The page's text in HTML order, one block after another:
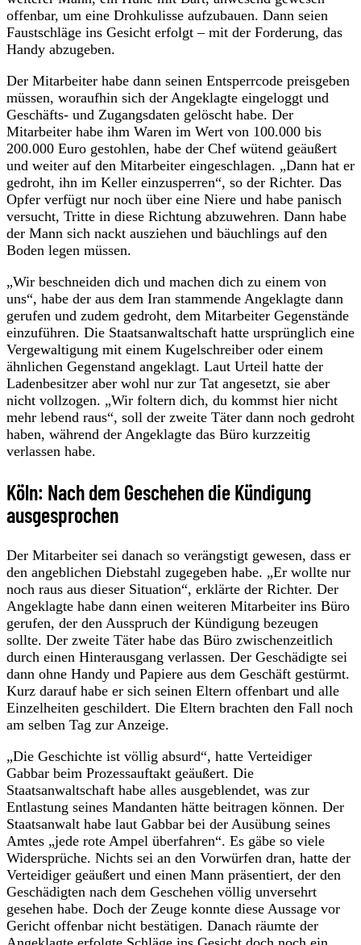
offenbar, um eine Drohkulisse aufzubauen. Dann seien
Faustschläge ins Gesicht erfolgt – mit der Forderung, das
Handy abzugeben.
Der Mitarbeiter habe dann seinen Entsperrcode preisgeben
müssen, woraufhin sich der Angeklagte eingeloggt und
Geschäfts- und Zugangsdaten gelöscht habe. Der
Mitarbeiter habe ihm Waren im Wert von 100.000 bis
200.000 Euro gestohlen, habe der Chef wütend geäußert
und weiter auf den Mitarbeiter eingeschlagen. „Dann hat er
gedroht, ihn im Keller einzusperren“, so der Richter. Das
Opfer verfügt nur noch über eine Niere und habe panisch
versucht, Tritte in diese Richtung abzuwehren. Dann habe
der Mann sich nackt ausziehen und bäuchlings auf den
Boden legen müssen.
„Wir beschneiden dich und machen dich zu einem von
uns“, habe der aus dem Iran stammende Angeklagte dann
gerufen und zudem gedroht, dem Mitarbeiter Gegenstände
einzuführen. Die Staatsanwaltschaft hatte ursprünglich eine
Vergewaltigung mit einem Kugelschreiber oder einem
ähnlichen Gegenstand angeklagt. Laut Urteil hatte der
Ladenbesitzer aber wohl nur zur Tat angesetzt, sie aber
nicht vollzogen. „Wir foltern dich, du kommst hier nicht
mehr lebend raus“, soll der zweite Täter dann noch gedroht
haben, während der Angeklagte das Büro kurzzeitig
verlassen habe.
Köln: Nach dem Geschehen die Kündigung
ausgesprochen
Der Mitarbeiter sei danach so verängstigt gewesen, dass er
den angeblichen Diebstahl zugegeben habe. „Er wollte nur
noch raus aus dieser Situation“, erklärte der Richter. Der
Angeklagte habe dann einen weiteren Mitarbeiter ins Büro
gerufen, der den Ausspruch der Kündigung bezeugen
sollte. Der zweite Täter habe das Büro zwischenzeitlich
durch einen Hinterausgang verlassen. Der Geschädigte sei
dann ohne Handy und Papiere aus dem Geschäft gestürmt.
Kurz darauf habe er sich seinen Eltern offenbart und alle
Einzelheiten geschildert. Die Eltern brachten den Fall noch
am selben Tag zur Anzeige.
„Die Geschichte ist völlig absurd“, hatte Verteidiger
Gabbar beim Prozessauftakt geäußert. Die
Staatsanwaltschaft habe alles ausgeblendet, was zur
Entlastung seines Mandanten hätte beitragen können. Der
Staatsanwalt habe laut Gabbar bei der Ausübung seines
Amtes „jede rote Ampel überfahren“. Es gäbe so viele
Widersprüche. Nichts sei an den Vorwürfen dran, hatte der
Verteidiger geäußert und einen Mann präsentiert, der den
Geschädigten nach dem Geschehen völlig unversehrt
gesehen habe. Doch der Zeuge konnte diese Aussage vor
Gericht offenbar nicht bestätigen. Danach räumte der